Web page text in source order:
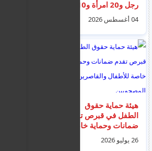
رجل و20 امرأة و10
أطفال نقلوا الى مركز
زيرفو (Zervou)
04 أغسطس 2026
هيئة حماية حقوق
الطفل في قبرص تقدم
ضمانات وحماية خاصة
للأطفال والقاصرين غير
المصحوبين
26 يوليو 2026